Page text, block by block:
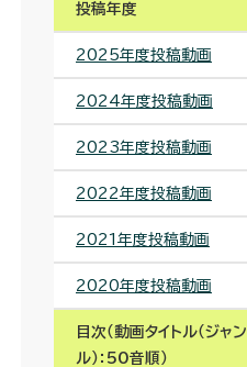
投稿年度
2025年度投稿動画
2024年度投稿動画
2023年度投稿動画
2022年度投稿動画
2021年度投稿動画
2020年度投稿動画
目次（動画タイトル（ジャン
ル）：50音順）